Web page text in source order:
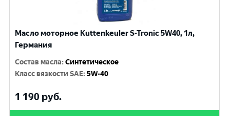
Масло моторное Kuttenkeuler S-Tronic 5W40, 1л,
Германия
Состав масла:Синтетическое
Класс вязкости SAE:5W-40
1 190 руб.